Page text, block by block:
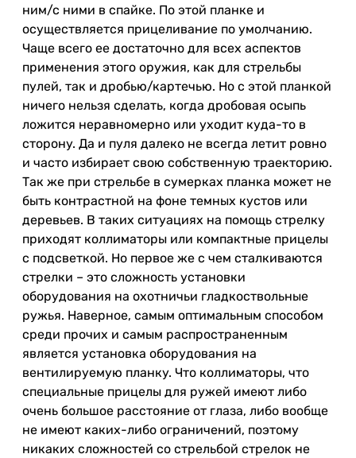
ним/с ними в спайке. По этой планке и
осуществляется прицеливание по умолчанию.
Чаще всего ее достаточно для всех аспектов
применения этого оружия, как для стрельбы
пулей, так и дробью/картечью. Но с этой планкой
ничего нельзя сделать, когда дробовая осыпь
ложится неравномерно или уходит куда-то в
сторону. Да и пуля далеко не всегда летит ровно
и часто избирает свою собственную траекторию.
Так же при стрельбе в сумерках планка может не
быть контрастной на фоне темных кустов или
деревьев. В таких ситуациях на помощь стрелку
приходят коллиматоры или компактные прицелы
с подсветкой. Но первое же с чем сталкиваются
стрелки – это сложность установки
оборудования на охотничьи гладкоствольные
ружья. Наверное, самым оптимальным способом
среди прочих и самым распространенным
является установка оборудования на
вентилируемую планку. Что коллиматоры, что
специальные прицелы для ружей имеют либо
очень большое расстояние от глаза, либо вообще
не имеют каких-либо ограничений, поэтому
никаких сложностей со стрельбой стрелок не